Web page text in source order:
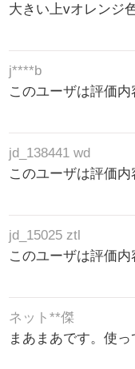
大きい上vオレンジ
j****b
このユーザは評価内
jd_138441 wd
このユーザは評価内
jd_15025 ztl
このユーザは評価内
ネット**傑
まあまあです。使っ